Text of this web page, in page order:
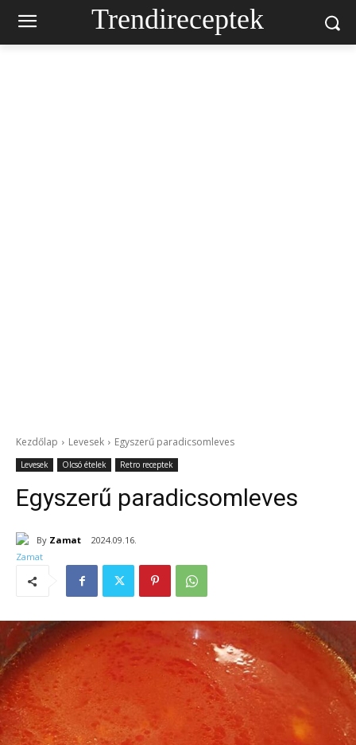
Trendireceptek
Kezdőlap Levesek Egyszerű paradicsomleves
Levesek Olcsó ételek Retro receptek
Egyszerű paradicsomleves
By Zamat 2024.09.16.